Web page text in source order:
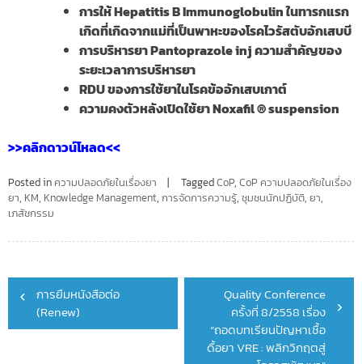
การให้ Hepatitis B Immunoglobulin ในทารกแรก
เกิดที่เกิดจากแม่ที่เป็นพาหะของโรคไวรัสตับอักเสบบี
การบริหารยา Pantoprazole inj ความสำคัญของ
ระยะเวลาการบริหารยา
RDU ของการใช้ยาในโรคข้ออักเสบเกาต์
ความคงตัวหลังเปิดใช้ยา Noxafil ® suspension
>>คลิกดาวน์โหลด<<
Posted in ความปลอดภัยในเรื่องยา TaggedCoP, CoP ความปลอดภัยในเรื่อง
ยา, KM, Knowledge Management, การจัดการความรู้, ชุมชนนักปฏิบัติ, ยา,
เภสัชกรรม
Post
navigation
การยืมหนังสือต่อ
(Renew)
Quality Conference
ครั้งที่ 8/2558 เรื่อง
“ถอดบทเรียนปัญหาเชื้อ
ดื้อยา VRE : พลิกวิกฤตสู่